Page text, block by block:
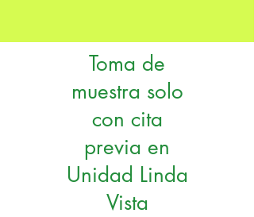
Toma de
muestra solo
con cita
previa en
Unidad Linda
Vista